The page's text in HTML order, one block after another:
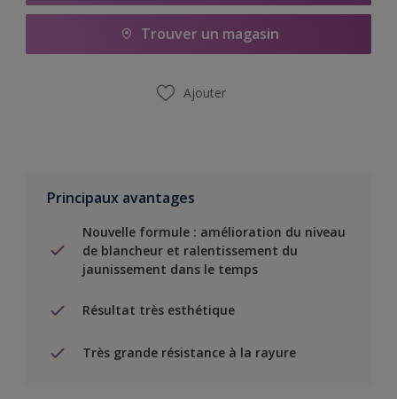
Trouver un magasin
Ajouter
Principaux avantages
Nouvelle formule : amélioration du niveau
de blancheur et ralentissement du
jaunissement dans le temps
Résultat très esthétique
Très grande résistance à la rayure